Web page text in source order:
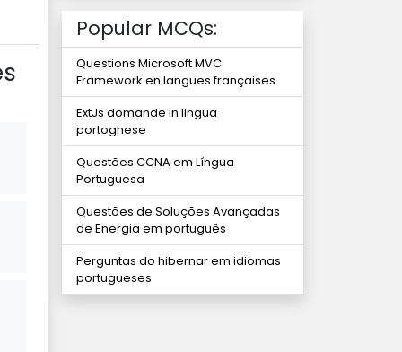
Popular MCQs:
Questions Microsoft MVC
Framework en langues françaises
ExtJs domande in lingua
portoghese
Questões CCNA em Língua
Portuguesa
Questões de Soluções Avançadas
de Energia em português
Perguntas do hibernar em idiomas
portugueses